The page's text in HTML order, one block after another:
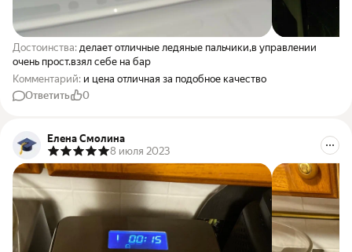
Достоинства: делает отличные ледяные пальчики,в управлении
очень прост.взял себе на бар
Комментарий: и цена отличная за подобное качество
Ответить
0
Елена Смолина
8 июля 2023